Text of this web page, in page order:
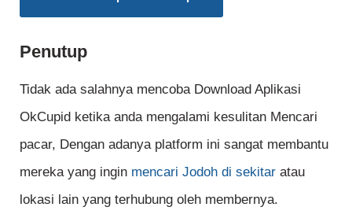
Penutup
Tidak ada salahnya mencoba Download Aplikasi
OkCupid ketika anda mengalami kesulitan Mencari
pacar, Dengan adanya platform ini sangat membantu
mereka yang ingin mencari Jodoh di sekitar atau
lokasi lain yang terhubung oleh membernya.